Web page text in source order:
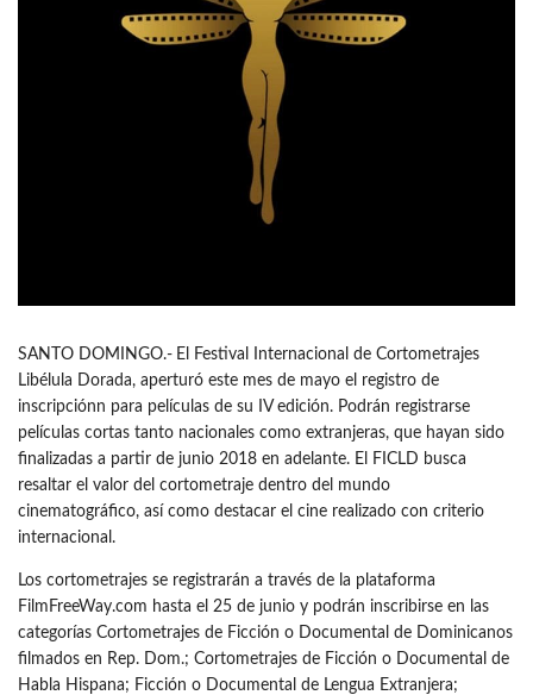
SANTO DOMINGO.- El Festival Internacional de Cortometrajes
Libélula Dorada, aperturó este mes de mayo el registro de
inscripciónn para películas de su IV edición. Podrán registrarse
películas cortas tanto nacionales como extranjeras, que hayan sido
finalizadas a partir de junio 2018 en adelante. El FICLD busca
resaltar el valor del cortometraje dentro del mundo
cinematográfico, así como destacar el cine realizado con criterio
internacional.
Los cortometrajes se registrarán a través de la plataforma
FilmFreeWay.com hasta el 25 de junio y podrán inscribirse en las
categorías Cortometrajes de Ficción o Documental de Dominicanos
filmados en Rep. Dom.; Cortometrajes de Ficción o Documental de
Habla Hispana; Ficción o Documental de Lengua Extranjera;